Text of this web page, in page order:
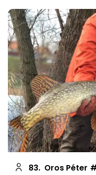
83. Oros Péter